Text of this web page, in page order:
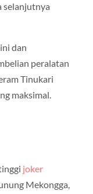
selanjutnya
dan
peralatan
Tinukari
maksimal.
joker
Mekongga,